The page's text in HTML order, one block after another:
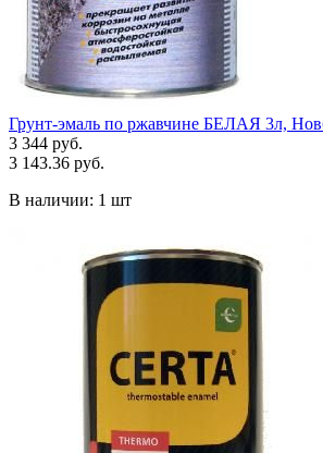
Грунт-эмаль по ржавчине БЕЛАЯ 3л,
3 344 руб.
3 143.36 руб.
В наличии: 1 шт